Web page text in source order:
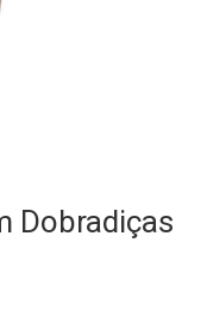
Dobradiças